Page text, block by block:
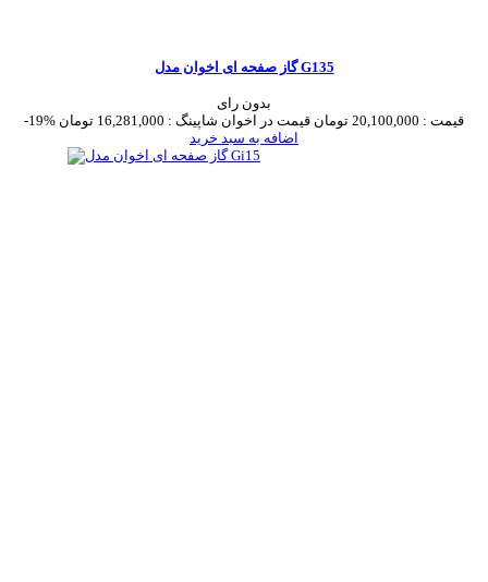
گاز صفحه ای اخوان مدل G135
بدون رای
-19%
قیمت : 20,100,000 تومان قیمت در اخوان شاپینگ : 16,281,000 تومان
اضافه به سبد خرید